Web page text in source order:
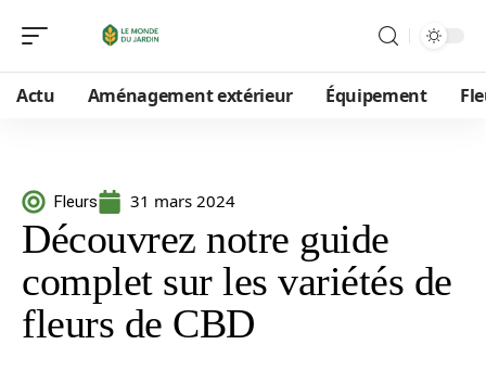
Actu Aménagement extérieur Équipement
Fleurs 31 mars 2024
Découvrez notre guide
complet sur les variétés de
fleurs de CBD